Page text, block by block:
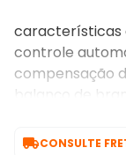
características
controle
compensação
balanço de
CONSULTE